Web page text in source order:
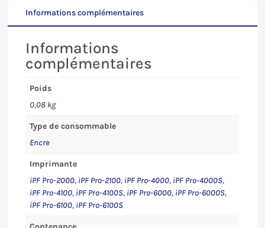
2000-
2100/4000-
6100(S)
Informations complémentaires
Informations
complémentaires
Poids
0,08 kg
Type de consommable
Encre
Imprimante
iPF Pro-2000, iPF Pro-2100, iPF Pro-4000, iPF Pro-4000S,
iPF Pro-4100, iPF Pro-4100S, iPF Pro-6000, iPF Pro-6000S,
iPF Pro-6100, iPF Pro-6100S